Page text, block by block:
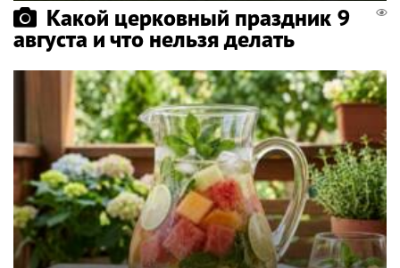
Какой церковный праздник 9
августа и что нельзя делать